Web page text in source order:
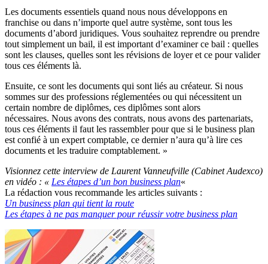
Les documents essentiels quand nous nous développons en
franchise ou dans n’importe quel autre système, sont tous les
documents d’abord juridiques. Vous souhaitez reprendre ou prendre
tout simplement un bail, il est important d’examiner ce bail : quelles
sont les clauses, quelles sont les révisions de loyer et ce pour valider
tous ces éléments là.
Ensuite, ce sont les documents qui sont liés au créateur. Si nous
sommes sur des professions réglementées ou qui nécessitent un
certain nombre de diplômes, ces diplômes sont alors
nécessaires. Nous avons des contrats, nous avons des partenariats,
tous ces éléments il faut les rassembler pour que si le business plan
est confié à un expert comptable, ce dernier n’aura qu’à lire ces
documents et les traduire comptablement. »
Visionnez cette interview de Laurent Vanneufville (Cabinet Audexco)
en vidéo : « Les étapes d’un bon business plan«
La rédaction vous recommande les articles suivants :
Un business plan qui tient la route
Les étapes à ne pas manquer pour réussir votre business plan